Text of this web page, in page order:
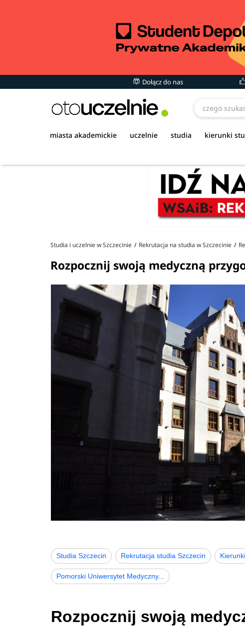
Dołącz do nas
miasta akademickie uczelnie studia kierunki
Studia i uczelnie w Szczecinie Rekrutacja na studia w Szczecinie
Rozpocznij swoją medyczną
Studia Szczecin Rekrutacja studia Szczecin
Pomorski Uniwersytet Medyczny...
Rozpocznij swoją